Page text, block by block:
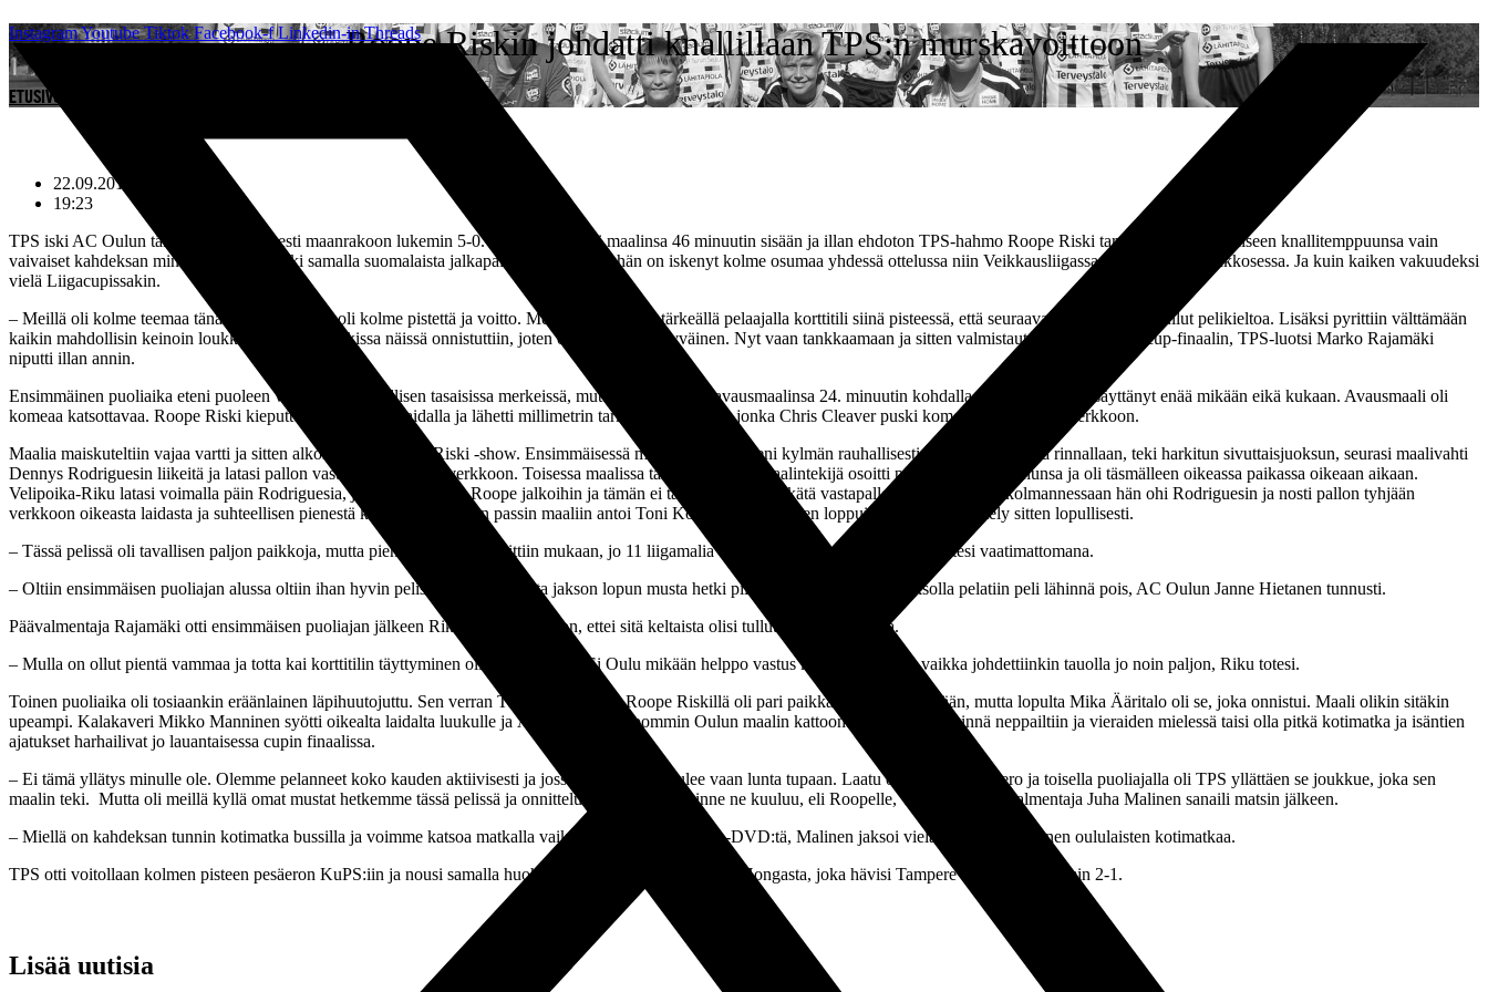
Mene
sisältöön
InstagramYoutube Tiktok Facebook-f Linkedin-in Threads
Roope Riskin johdatti knallillaan TPS:n murskavoittoon
ETUSIVU
22.09.2010
19:23
TPS iski AC Oulun tänään perusteellisesti maanrakoon lukemin 5-0. TPS latoi kaikki maalinsa 46 minuutin sisään ja illan ehdoton TPS-hahmo Roope Riski tarvitsi henkilökohtaiseen knallitemppuunsa vain
vaivaiset kahdeksan minuuttia. Roope teki samalla suomalaista jalkapallohistoriaa, sillä hän on iskenyt kolme osumaa yhdessä ottelussa niin Veikkausliigassa, Ykkösessä ja Kakkosessa. Ja kuin kaiken vakuudeksi
vielä Liigacupissakin.
– Meillä oli kolme teemaa tänään. Tärkein asia oli kolme pistettä ja voitto. Meillä oli kolmella tärkeällä pelaajalla korttitili siinä pisteessä, että seuraavasta lapusta olisi tullut pelikieltoa. Lisäksi pyrittiin välttämään
kaikin mahdollisin keinoin loukkaantumisia. Kaikissa näissä onnistuttiin, joten olen erittäin tyytyväinen. Nyt vaan tankkaamaan ja sitten valmistautumaan lauantain cup-finaalin, TPS-luotsi Marko Rajamäki
niputti illan annin.
Ensimmäinen puoliaika eteni puoleen väliin asti suhteellisen tasaisissa merkeissä, mutta kun TPS iski avausmaalinsa 24. minuutin kohdalla, ei sen menoa pysäyttänyt enää mikään eikä kukaan. Avausmaali oli
komeaa katsottavaa. Roope Riski kieputteli vasemmalla laidalla ja lähetti millimetrin tarkan keskityksen, jonka Chris Cleaver puski komeasti oululaisten verkkoon.
Maalia maiskuteltiin vajaa vartti ja sitten alkoi huikea Roope Riski -show. Ensimmäisessä maalissaan hän eteni kylmän rauhallisesti oululaispuolustaja rinnallaan, teki harkitun sivuttaisjuoksun, seurasi maalivahti
Dennys Rodriguesin liikeitä ja latasi pallon vastustamattomasti verkkoon. Toisessa maalissa tämä todellinen maalintekijä osoitti pettämättömän vainunsa ja oli täsmälleen oikeassa paikassa oikeaan aikaan.
Velipoika-Riku latasi voimalla päin Rodriguesia, joka sylki pallon Roope jalkoihin ja tämän ei tarvinnut kuin tyrkätä vastapallo verkkoon. Illan kolmannessaan hän ohi Rodriguesin ja nosti pallon tyhjään
verkkoon oikeasta laidasta ja suhteellisen pienestä kulmasta. Mainion passin maaliin antoi Toni Kolehmainen. Siihen loppui AC Oulun pyristely sitten lopullisesti.
– Tässä pelissä oli tavallisen paljon paikkoja, mutta pientä tuuriakin tarvittiin mukaan, jo 11 liigamalia tällä kaudella pyssyttänyt Riski totesi vaatimattomana.
– Oltiin ensimmäisen puoliajan alussa oltiin ihan hyvin pelissä mukana, mutta jakson lopun musta hetki pilasi iltamme ja toisella jaksolla pelatiin peli lähinnä pois, AC Oulun Janne Hietanen tunnusti.
Päävalmentaja Rajamäki otti ensimmäisen puoliajan jälkeen Riku Riskin vaihtoon, ettei sitä keltaista olisi tullut edes vahingossa.
– Mulla on ollut pientä vammaa ja totta kai korttitilin täyttyminen olisi harmittanut. Ei Oulu mikään helppo vastus kuitenkaan ollut, vaikka johdettiinkin tauolla jo noin paljon, Riku totesi.
Toinen puoliaika oli tosiaankin eräänlainen läpihuutojuttu. Sen verran TPS innostui, että Roope Riskillä oli pari paikkaa lisätä maalitiliään, mutta lopulta Mika Ääritalo oli se, joka onnistui. Maali olikin sitäkin
upeampi. Kalakaveri Mikko Manninen syötti oikealta laidalta luukulle ja Ääritalo jysäytti pommin Oulun maalin kattoon. Sen jälkeen lähinnä neppailtiin ja vieraiden mielessä taisi olla pitkä kotimatka ja isäntien
ajatukset harhailivat jo lauantaisessa cupin finaalissa.
– Ei tämä yllätys minulle ole. Olemme pelanneet koko kauden aktiivisesti ja jossakin vaiheessa tulee vaan lunta tupaan. Laatu oli se ratkaiseva ero ja toisella puoliajalla oli TPS yllättäen se joukkue, joka sen
maalin teki. Mutta oli meillä kyllä omat mustat hetkemme tässä pelissä ja onnittelut tietysti sinne minne ne kuuluu, eli Roopelle, AC Oulun päävalmentaja Juha Malinen sanaili matsin jälkeen.
– Miellä on kahdeksan tunnin kotimatka bussilla ja voimme katsoa matkalla vaikka tätä TPS-AC Oulu -DVD:tä, Malinen jaksoi vielä hauskuuttaa ennen oululaisten kotimatkaa.
TPS otti voitollaan kolmen pisteen pesäeron KuPS:iin ja nousi samalla huohottamaan pisteen päähän FC Hongasta, joka hävisi Tampere Unitedille lukemin 2-1.
Lisää uutisia